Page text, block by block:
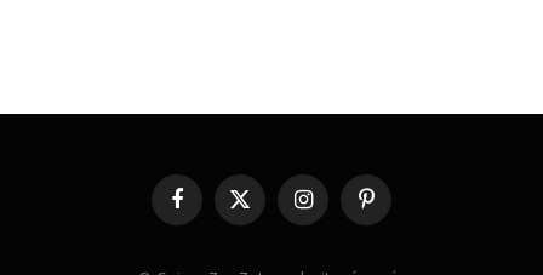
Facebook
X
InstagramPinterest